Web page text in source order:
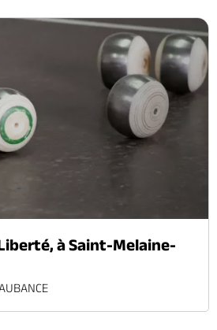
à Saint-Melaine-